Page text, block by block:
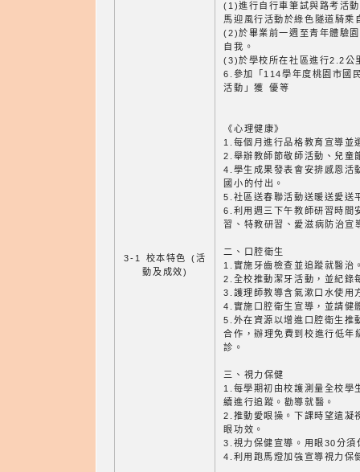
3-1 校本特色 (活
動及成效)
(1)進行自行車筆試與路考活
馬迎風行活動於綠色隧道騎乘
(2)於畢業前一週至青年體驗
自我。
(3)於學校所在社區進行2.2公
6.參加「114學年度桃園市國
活動」獲 優等
《心理健康》
1.每個月進行品格教育宣導並
2.舉辦教師節敬師活動、兒童
4.學生成果發表會安排感恩活
國小的付出。
5.社區送春聯活動送暖送愛送
6.利用週三下午教師研習時間
習、特教研習、愛滋病防治宣
二、口腔衛生
1.實施牙齒檢查並追蹤就醫治
2.全校推動潔牙活動，並紀錄
3.護理師教導含氣漱口水使用
4.實施口腔衛生宣導，並請健
5.外在資源以增進口腔衛生推
合作，辦理免費到校進行低年
診。
三、視力保健
1.每學期初由校護測量全校學
續進行追蹤。勸導就醫。
2.推動愛眼操。下課時望遠凝
眼功效。
3.視力保健宣導。用眼30分須
4.利用跑馬燈加強宣導視力保